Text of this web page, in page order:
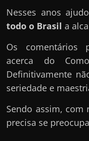
Nesses anos
todo o Brasil a
Os comentários
acerca do
Definitivamente
seriedade e
Sendo assim,
precisa se